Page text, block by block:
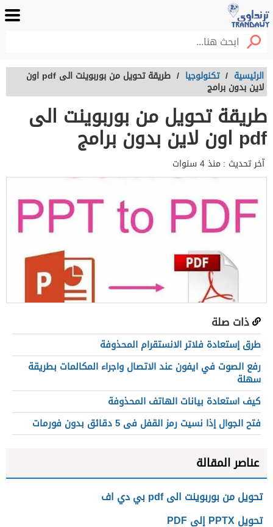
الرئيسية / تكنولوجيا / طريقة تحويل من بوربوينت الى pdf اون
لاين بدون برامج
طريقة تحويل من بوربوينت الى
pdf اون لاين بدون برامج
آخر تحديث : منذ 4 سنوات
ذات صلة
طرق إستعادة فلاتر الانستقرام المحذوفة
رفع الصوت في ايفون عند الاتصال واجراء المكالمات بطريقة
سهلة
كيف استعادة بيانات الهاتف المحذوفة
فتح الجوال إذا نسيت رمز القفل فى 5 دقائق بدون فورمات
عناصر المقالة
تحويل من بوربوينت الى pdf بي دي اف
تحويل PPTX إلى PDF